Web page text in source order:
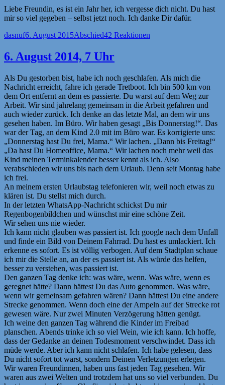
Liebe Freundin, es ist ein Jahr her, ich vergesse dich nicht. Du hast
mir so viel gegeben – selbst jetzt noch. Ich danke Dir dafür.
Autor
dasnufVeröffentlicht
6. August 2015Kategorien
Abschied42 Reaktionen
6. August 2014, 7 Uhr
Als Du gestorben bist, habe ich noch geschlafen. Als mich die
Nachricht erreicht, fahre ich gerade Tretboot. Ich bin 500 km von
dem Ort entfernt an dem es passierte. Du warst auf dem Weg zur
Arbeit. Wir sind jahrelang gemeinsam in die Arbeit gefahren und
auch wieder zurück. Ich denke an das letzte Mal, an dem wir uns
gesehen haben. Im Büro. Wir haben gesagt „Bis Donnerstag!“. Das
war der Tag, an dem Kind 2.0 mit im Büro war. Es korrigierte uns:
„Donnerstag hast Du frei, Mama.“ Wir lachen. „Dann bis Freitag!“
„Da hast Du Homeoffice, Mama.“ Wir lachen noch mehr weil das
Kind meinen Terminkalender besser kennt als ich. Also
verabschieden wir uns bis nach dem Urlaub. Denn seit Montag habe
ich frei.
An meinem ersten Urlaubstag telefonieren wir, weil noch etwas zu
klären ist. Du stellst mich durch.
In der letzten WhatsApp-Nachricht schickst Du mir
Regenbogenbildchen und wünschst mir eine schöne Zeit.
Wir sehen uns nie wieder.
Ich kann nicht glauben was passiert ist. Ich google nach dem Unfall
und finde ein Bild von Deinem Fahrrad. Du hast es umlackiert. Ich
erkenne es sofort. Es ist völlig verbogen. Auf dem Stadtplan schaue
ich mir die Stelle an, an der es passiert ist. Als würde das helfen,
besser zu verstehen, was passiert ist.
Den ganzen Tag denke ich: was wäre, wenn. Was wäre, wenn es
geregnet hätte? Dann hättest Du das Auto genommen. Was wäre,
wenn wir gemeinsam gefahren wären? Dann hättest Du eine andere
Strecke genommen. Wenn doch eine der Ampeln auf der Strecke rot
gewesen wäre. Nur zwei Minuten Verzögerung hätten genügt.
Ich weine den ganzen Tag während die Kinder im Freibad
planschen. Abends trinke ich so viel Wein, wie ich kann. Ich hoffe,
dass der Gedanke an deinen Todesmoment verschwindet. Dass ich
müde werde. Aber ich kann nicht schlafen. Ich habe gelesen, dass
Du nicht sofort tot warst, sondern Deinen Verletzungen erlegen.
Wir waren Freundinnen, haben uns fast jeden Tag gesehen. Wir
waren aus zwei Welten und trotzdem hat uns so viel verbunden. Du